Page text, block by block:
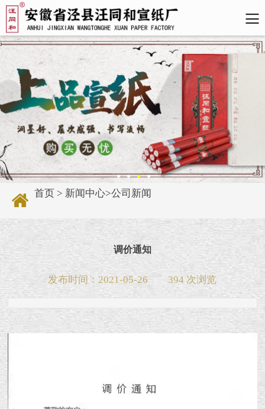
首页 > 新闻中心>公司新闻
调价通知
发布时间：2021-05-26 394 次浏览